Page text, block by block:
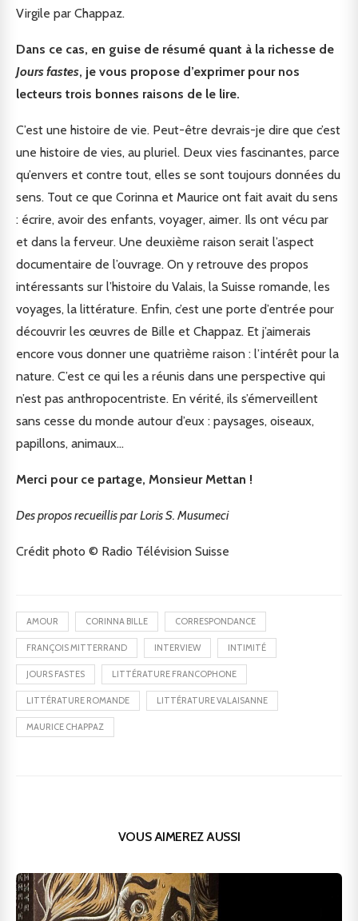
Virgile par Chappaz.
Dans ce cas, en guise de résumé quant à la richesse de
Jours fastes, je vous propose d’exprimer pour nos
lecteurs trois bonnes raisons de le lire.
C’est une histoire de vie. Peut-être devrais-je dire que c’est
une histoire de vies, au pluriel. Deux vies fascinantes, parce
qu’envers et contre tout, elles se sont toujours données du
sens. Tout ce que Corinna et Maurice ont fait avait du sens
: écrire, avoir des enfants, voyager, aimer. Ils ont vécu par
et dans la ferveur. Une deuxième raison serait l’aspect
documentaire de l’ouvrage. On y retrouve des propos
intéressants sur l’histoire du Valais, la Suisse romande, les
voyages, la littérature. Enfin, c’est une porte d’entrée pour
découvrir les œuvres de Bille et Chappaz. Et j’aimerais
encore vous donner une quatrième raison : l’intérêt pour la
nature. C’est ce qui les a réunis dans une perspective qui
n’est pas anthropocentriste. En vérité, ils s’émerveillent
sans cesse du monde autour d’eux : paysages, oiseaux,
papillons, animaux…
Merci pour ce partage, Monsieur Mettan !
Des propos recueillis par Loris S. Musumeci
Crédit photo © Radio Télévision Suisse
AMOUR CORINNA BILLE CORRESPONDANCE
FRANÇOIS MITTERRAND INTERVIEW INTIMITÉ
JOURS FASTES LITTÉRATURE FRANCOPHONE
LITTÉRATURE ROMANDE LITTÉRATURE VALAISANNE
MAURICE CHAPPAZ
VOUS AIMEREZ AUSSI